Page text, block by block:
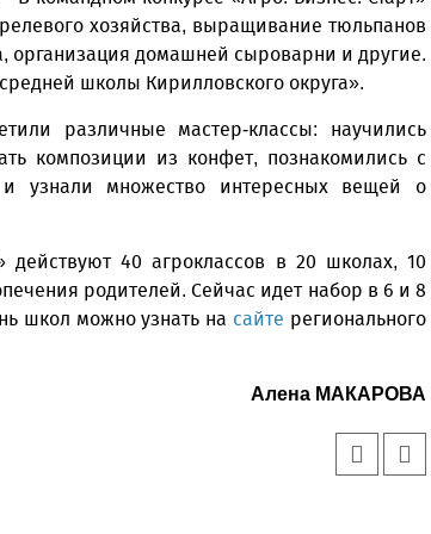
хозяйства, выращивание тюльпанов
организация домашней сыроварни и другие.
школы Кирилловского округа».
различные мастер-классы: научились
композиции из конфет, познакомились с
и узнали множество интересных вещей о
действуют 40 агроклассов в 20 школах, 10
родителей. Сейчас идет набор в 6 и 8
школ можно узнать на сайте регионального
Алена МАКАРОВА